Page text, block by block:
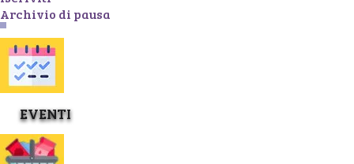
Archivio di pausa
EVENTI